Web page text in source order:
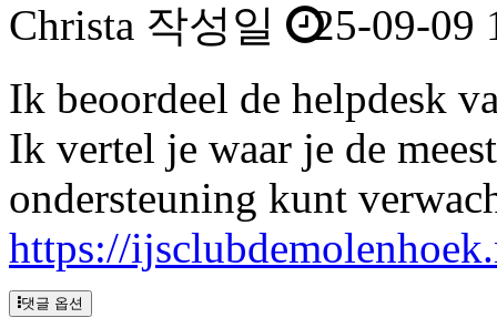
Christa 작성일
25-09-09
Ik beoordeel de helpdesk
Ik vertel je waar je de
ondersteuning kunt
https://
댓글 옵션